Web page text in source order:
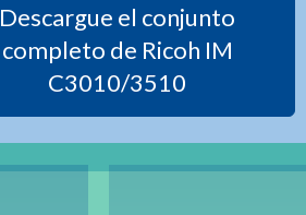
Descargue el conjunto
completo de Ricoh IM
C3010/3510